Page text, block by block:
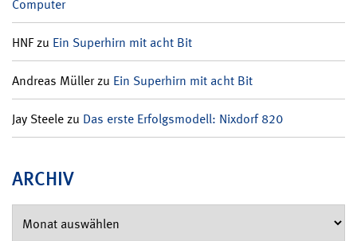
Computer
HNFzu Ein Superhirn mit acht Bit
Andreas Müllerzu Ein Superhirn mit acht Bit
Jay Steelezu Das erste Erfolgsmodell: Nixdorf 820
ARCHIV